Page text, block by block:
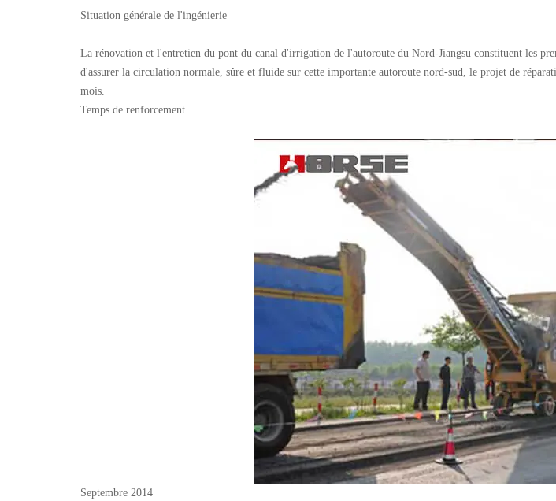
Situation générale de l'ingénierie
La rénovation et l'entretien du pont du canal d'irrigation de l'autoroute du Nord-Jiangsu constituent les
d'assurer la circulation normale, sûre et fluide sur cette importante autoroute nord-sud, le projet de
mois.
Temps de renforcement
Septembre 2014